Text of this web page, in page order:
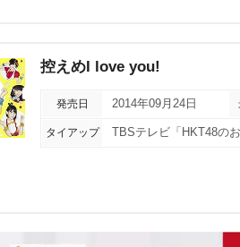
控えめI love you!
発売日 2014年09月24日
タイアップ TBSテレビ「HKT48の